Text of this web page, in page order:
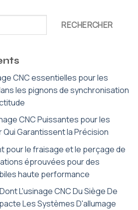
RECHERCHER
CNC essentielles pour les
les pignons de synchronisation
CNC Puissantes pour les
Garantissent la Précision
pour le fraisage et le perçage de
éprouvées pour des
haute performance
L'usinage CNC Du Siège De
Les Systèmes D'allumage